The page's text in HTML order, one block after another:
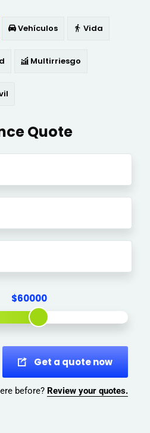
Vehículos Vida
Multirriesgo
Quote
Get a quote now
before? Review your quotes.